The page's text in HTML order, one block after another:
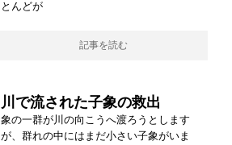
とんどが
記事を読む
川で流された子象の救出
象の一群が川の向こうへ渡ろうとします
が、群れの中にはまだ小さい子象がいま